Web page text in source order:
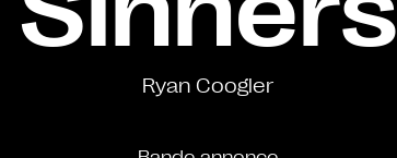
Ryan Coogler